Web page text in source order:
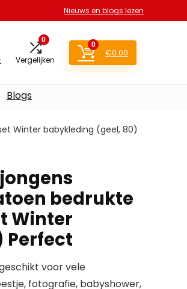
Nieuws en blogs lezen
0
Vergelijken
0
€0.00
Blogs
Winter babykleding (geel, 80)
bedrukte
Winter
Perfect
voor vele
fotografie, babyshower,